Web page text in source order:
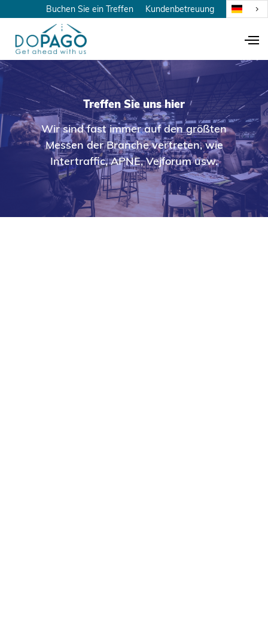
Buchen Sie ein Treffen Kundenbetreuung
Treffen Sie uns hier
Wir sind fast immer auf den größten
Messen der Branche vertreten, wie
Intertraffic, APNE, Vejforum usw.